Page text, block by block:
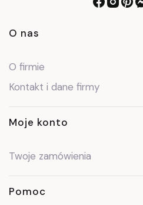
Linki w stopce
O nas
O firmie
Kontakt i dane firmy
Moje konto
Twoje zamówienia
Pomoc